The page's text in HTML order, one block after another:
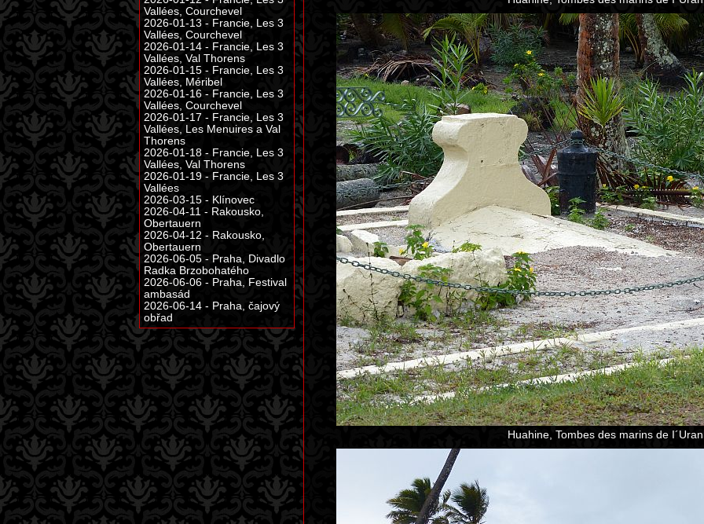
Huahine, Tombes des marins de
Vallées, Courchevel
2026-01-13 - Francie, Les 3
Vallées, Courchevel
2026-01-14 - Francie, Les 3
Vallées, Val Thorens
2026-01-15 - Francie, Les 3
Vallées, Méribel
2026-01-16 - Francie, Les 3
Vallées, Courchevel
2026-01-17 - Francie, Les 3
Vallées, Les Menuires a Val
Thorens
2026-01-18 - Francie, Les 3
Vallées, Val Thorens
2026-01-19 - Francie, Les 3
Vallées
2026-03-15 - Klínovec
2026-04-11 - Rakousko,
Obertauern
2026-04-12 - Rakousko,
Obertauern
2026-06-05 - Praha, Divadlo
Radka Brzobohatého
2026-06-06 - Praha, Festival
ambasád
2026-06-14 - Praha, čajový
obřad